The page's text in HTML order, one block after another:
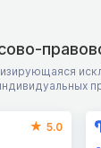
5.0